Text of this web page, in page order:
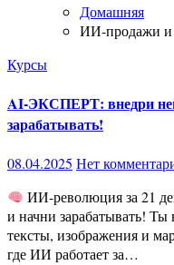
Домашняя
ИИ-продажи и
Курсы
AI-ЭКСПЕРТ: внедри
зарабатывать!
08.04.2025 Нет
ИИ-революция за 21
и начни зарабатывать!
тексты, изображения и
где ИИ работает за…